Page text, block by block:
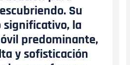
Su
la
predominante,
y sofisticación